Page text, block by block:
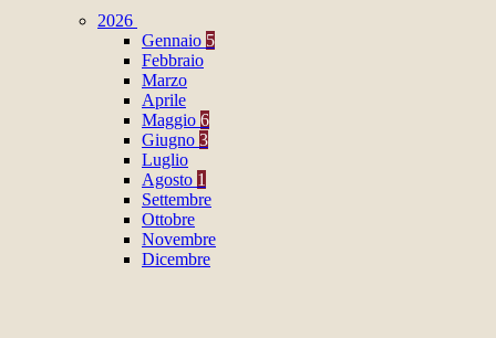
2026
Gennaio 5
Febbraio
Marzo
Aprile
Maggio 6
Giugno 3
Luglio
Agosto 1
Settembre
Ottobre
Novembre
Dicembre